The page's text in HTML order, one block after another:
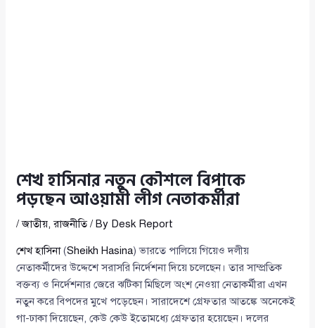
শেখ হাসিনার নতুন কৌশলে বিপাকে
পড়ছেন আওয়ামী লীগ নেতাকর্মীরা
/জাতীয়,রাজনীতি/ By Desk Report
শেখ হাসিনা(Sheikh Hasina) ভারতে পালিয়ে গিয়েও দলীয়
নেতাকর্মীদের উদ্দেশে সরাসরি নির্দেশনা দিয়ে চলেছেন। তার সাম্প্রতিক
বক্তব্য ও নির্দেশনার জেরে ঝটিকা মিছিলে অংশ নেওয়া নেতাকর্মীরা এখন
নতুন করে বিপদের মুখে পড়েছেন। সারাদেশে গ্রেফতার আতঙ্কে অনেকেই
গা-ঢাকা দিয়েছেন, কেউ কেউ ইতোমধ্যে গ্রেফতার হয়েছেন। দলের